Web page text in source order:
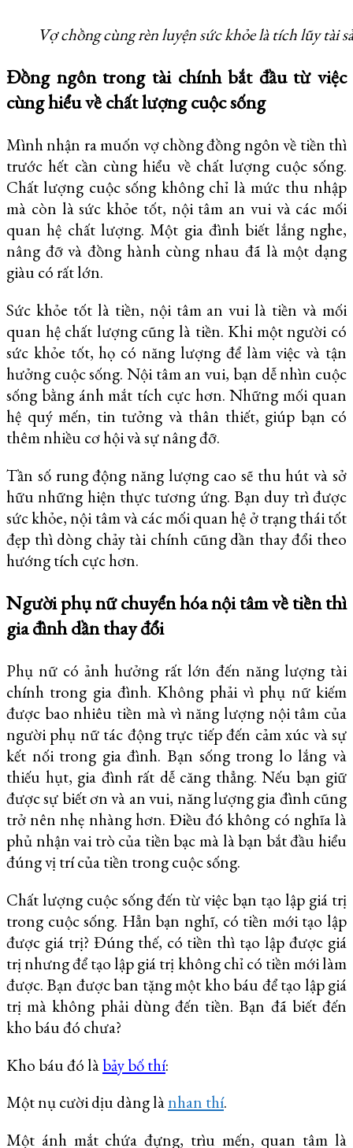
Vợ chồng cùng rèn luyện sức khỏe là tích lũy tài
Đồng ngôn trong tài chính bắt đầu từ việc
cùng hiểu về chất lượng cuộc sống
Mình nhận ra muốn vợ chồng đồng ngôn về tiền thì
trước hết cần cùng hiểu về chất lượng cuộc sống.
Chất lượng cuộc sống không chỉ là mức thu nhập
mà còn là sức khỏe tốt, nội tâm an vui và các mối
quan hệ chất lượng. Một gia đình biết lắng nghe,
nâng đỡ và đồng hành cùng nhau đã là một dạng
giàu có rất lớn.
Sức khỏe tốt là tiền, nội tâm an vui là tiền và mối
quan hệ chất lượng cũng là tiền. Khi một người có
sức khỏe tốt, họ có năng lượng để làm việc và tận
hưởng cuộc sống. Nội tâm an vui, bạn dễ nhìn cuộc
sống bằng ánh mắt tích cực hơn. Những mối quan
hệ quý mến, tin tưởng và thân thiết, giúp bạn có
thêm nhiều cơ hội và sự nâng đỡ.
Tần số rung động năng lượng cao sẽ thu hút và sở
hữu những hiện thực tương ứng. Bạn duy trì được
sức khỏe, nội tâm và các mối quan hệ ở trạng thái tốt
đẹp thì dòng chảy tài chính cũng dần thay đổi theo
hướng tích cực hơn.
Người phụ nữ chuyển hóa nội tâm về tiền thì
gia đình dần thay đổi
Phụ nữ có ảnh hưởng rất lớn đến năng lượng tài
chính trong gia đình. Không phải vì phụ nữ kiếm
được bao nhiêu tiền mà vì năng lượng nội tâm của
người phụ nữ tác động trực tiếp đến cảm xúc và sự
kết nối trong gia đình. Bạn sống trong lo lắng và
thiếu hụt, gia đình rất dễ căng thẳng. Nếu bạn giữ
được sự biết ơn và an vui, năng lượng gia đình cũng
trở nên nhẹ nhàng hơn. Điều đó không có nghĩa là
phủ nhận vai trò của tiền bạc mà là bạn bắt đầu hiểu
đúng vị trí của tiền trong cuộc sống.
Chất lượng cuộc sống đến từ việc bạn tạo lập giá trị
trong cuộc sống. Hẳn bạn nghĩ, có tiền mới tạo lập
được giá trị? Đúng thế, có tiền thì tạo lập được giá
trị nhưng để tạo lập giá trị không chỉ có tiền mới làm
được. Bạn được ban tặng một kho báu để tạo lập giá
trị mà không phải dùng đến tiền. Bạn đã biết đến
kho báu đó chưa?
Kho báu đó làbảy bố thí:
Một nụ cười dịu dàng lànhan thí.
Một ánh mắt chứa đựng, trìu mến, quan tâm là